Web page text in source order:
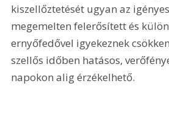
kiszellőztetését ugyan az
megemelten felerősített és
ernyőfedővel igyekeznek
szellős időben hatásos,
napokon alig érzékelhető.